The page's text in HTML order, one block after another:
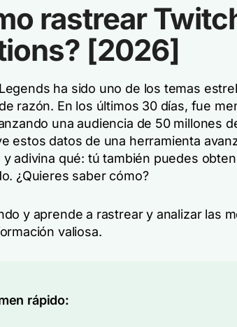
rastrear
[2026]
ha sido uno de los temas
razón. En los últimos 30 días, fue
una audiencia de 50 millones
estos datos de una herramienta
y adivina qué: tú también puedes
¿Quieres saber cómo?
y aprende a rastrear y analizar las
valiosa.
rápido: